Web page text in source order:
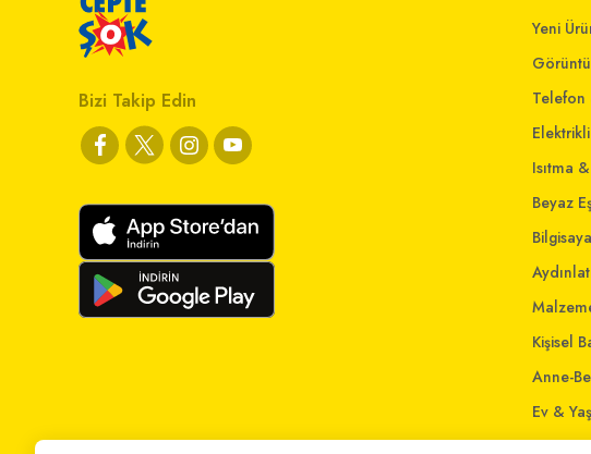
Bizi Takip Edin
Yeni
Telefon
Isıtma
Beyaz
Kişisel
Anne-
Ev &
Giyim